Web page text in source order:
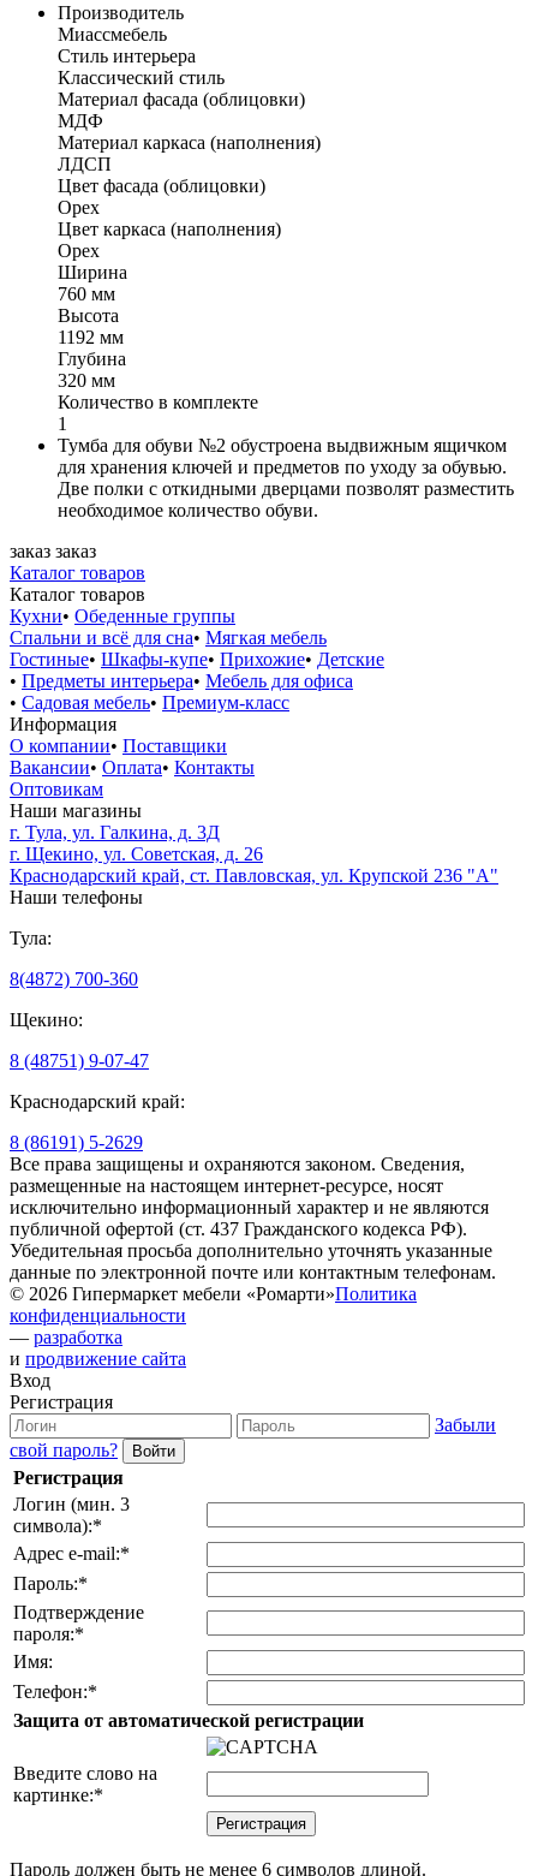
Производитель
Миассмебель
Стиль интерьера
Классический стиль
Материал фасада (облицовки)
МДФ
Материал каркаса (наполнения)
ЛДСП
Цвет фасада (облицовки)
Орех
Цвет каркаса (наполнения)
Орех
Ширина
760 мм
Высота
1192 мм
Глубина
320 мм
Количество в комплекте
1
Тумба для обуви №2 обустроена выдвижным ящичком
для хранения ключей и предметов по уходу за обувью.
Две полки с откидными дверцами позволят разместить
необходимое количество обуви.
заказ заказ
Каталог товаров
Каталог товаров
Кухни• Обеденные группы
Спальни и всё для сна• Мягкая мебель
Гостиные• Шкафы-купе• Прихожие• Детские
• Предметы интерьера• Мебель для офиса
• Садовая мебель• Премиум-класс
Информация
О компании• Поставщики
Вакансии• Оплата• Контакты
Оптовикам
Наши магазины
г. Тула, ул. Галкина, д. 3Д
г. Щекино, ул. Советская, д. 26
Краснодарский край, ст. Павловская, ул. Крупской 236 "А"
Наши телефоны
Тула:
8(4872) 700-360
Щекино:
8 (48751) 9-07-47
Краснодарский край:
8 (86191) 5-2629
Все права защищены и охраняются законом. Сведения,
размещенные на настоящем интернет-ресурсе, носят
исключительно информационный характер и не являются
публичной офертой (ст. 437 Гражданского кодекса РФ).
Убедительная просьба дополнительно уточнять указанные
данные по электронной почте или контактным телефонам.
© 2026 Гипермаркет мебели «Ромарти»Политика
конфиденциальности
— разработка
и продвижение сайта
Вход
Регистрация
Забыли
свой пароль?
Регистрация
Логин (мин. 3
символа):*
Адрес e-mail:*
Пароль:*
Подтверждение
пароля:*
Имя:
Телефон:*
Защита от автоматической регистрации
Введите слово на
картинке:*
Пароль должен быть не менее 6 символов длиной.